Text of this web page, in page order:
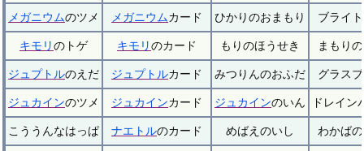
メガニウムのツメ メガニウムカード ひかりのおまもり ブライ
キモリのトゲ キモリのカード もりのほうせき まもり
ジュプトルのえだ ジュプトルカード みつりんのおふだ グラス
ジュカインのツメ ジュカインカード ジュカインのいん ドレイン
こううんなはっぱ ナエトルのカード めばえのいし わかば